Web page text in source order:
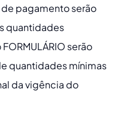
pagamento serão
quantidades
serão
quantidades mínimas
da vigência do